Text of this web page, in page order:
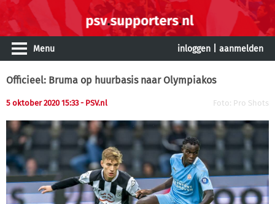
Menu inloggen aanmelden
Officieel: Bruma op huurbasis naar Olympiakos
5 oktober 2020 15:33- PSV.nl Foto: Pro Shots